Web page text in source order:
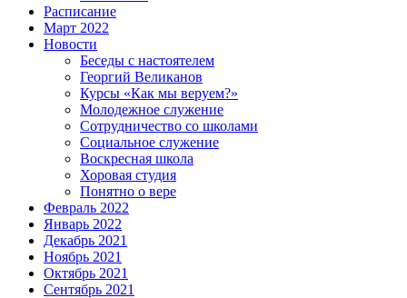
Расписание
Март 2022
Новости
Беседы с настоятелем
Георгий Великанов
Курсы «Как мы веруем?»
Молодежное служение
Сотрудничество со школами
Социальное служение
Воскресная школа
Хоровая студия
Понятно о вере
Февраль 2022
Январь 2022
Декабрь 2021
Ноябрь 2021
Октябрь 2021
Сентябрь 2021